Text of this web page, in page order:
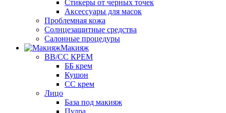
Стикеры от черных точек
Аксессуары для масок
Проблемная кожа
Солнцезащитные средства
Салонные процедуры
Макияж
BB/CC КРЕМ
ББ крем
Кушон
СС крем
Лицо
База под макияж